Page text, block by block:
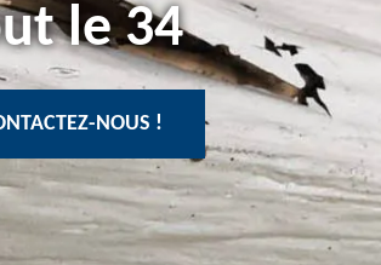
le 34
NOUS !